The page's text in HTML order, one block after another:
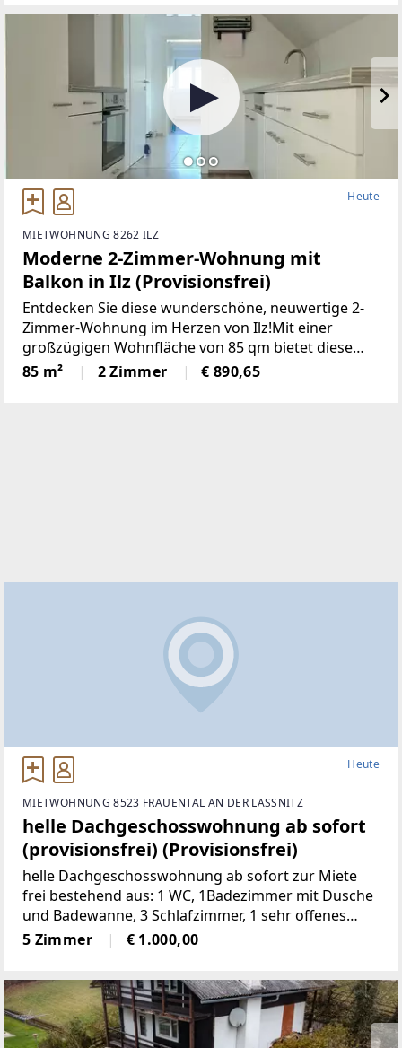
Heute
MIETWOHNUNG 8262 ILZ
Moderne 2-Zimmer-Wohnung mit
Balkon in Ilz (Provisionsfrei)
Entdecken Sie diese wunderschöne, neuwertige 2-
Zimmer-Wohnung im Herzen von Ilz!Mit einer
großzügigen Wohnfläche von 85 qm bietet diese
Wohnung den idealen Raumfür Singles oder Paare.
Die lichtdurchfluteten Räume überzeugen durch
85 m² 2 Zimmer € 890,65
Heute
MIETWOHNUNG 8523 FRAUENTAL AN DER LASSNITZ
helle Dachgeschosswohnung ab sofort
(provisionsfrei) (Provisionsfrei)
helle Dachgeschosswohnung ab sofort zur Miete
frei bestehend aus: 1 WC, 1Badezimmer mit Dusche
und Badewanne, 3 Schlafzimmer, 1 sehr offenes
Wohnzimmermit Balkon und Kachelofen, 1 voll
möbelierte Küche, 1 Abstellraum,
5 Zimmer € 1.000,00